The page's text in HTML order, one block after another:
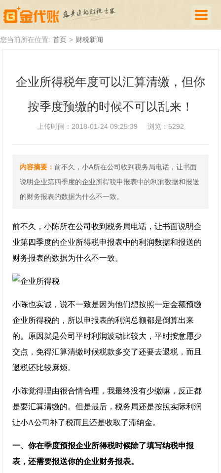
代理记账
厦门落户
财税新闻
关于我们
诚聘英才
您当前所在位置: 首页 > 财税新闻
企业所得税年度可以汇算清缴，但你
按季度预缴的时候不可以乱来！
上传时间：2018-01-24 09:25:39 浏览：5292
内容摘要：前不久，小A所在公司收到税务局电话，让书面
说明企业第四季度的企业所得税申报表中的利润数据和报送
的财务报表的数据为什么不一致。
前不久，小陈所在公司收到税务局电话，让书面说明企
业第四季度的企业所得税申报表中的利润数据和报送的
财务报表的数据为什么不一致。
小陈也实诚，说不一致是因为他们想按照一定金额预缴
企业所得税的，所以申报表的利润总额都是倒算出来
的。原因就是公司平时利润波动比较大，平时按意愿少
交点，免得汇算清缴时候税款多交了还要去退税，而且
退税还比较麻烦。
小陈觉得理由很合情合理，我最终没有少缴嘛，反正都
是要汇算清缴的。但是最后，税务局还是按照实际利润
让小A公司补了税而且还是收取了滞纳金。
一、你在季度预报企业所得税时候除了填写纳税申报
表，还需要报送你的企业财务报表。